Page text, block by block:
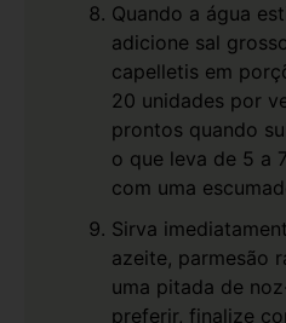
Quando a água
adicione sal
capelletis em
20 unidades por
prontos quando
o que leva de 5 a
com uma
Sirva
azeite, parmesão
uma pitada de
preferir, finalize